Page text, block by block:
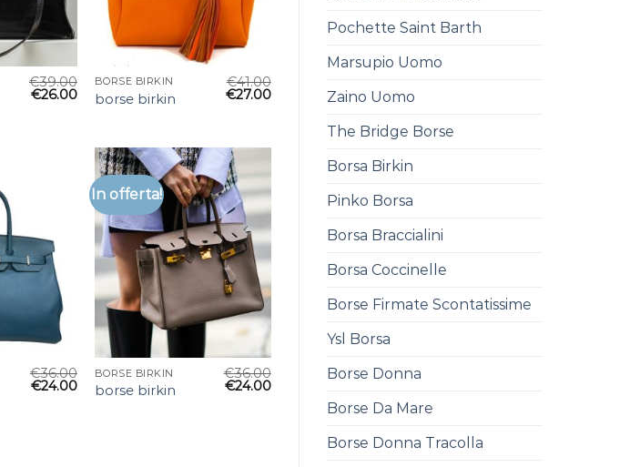
Pochette Saint Barth
Marsupio Uomo
Zaino Uomo
The Bridge Borse
Borsa Birkin
Pinko Borsa
Borsa Braccialini
Borsa Coccinelle
Borse Firmate Scontatissime
Ysl Borsa
Borse Donna
Borse Da Mare
Borse Donna Tracolla
€39.00
€26.00
BORSE BIRKIN
borse birkin
€41.00
€27.00
€36.00
€24.00
In offerta!
BORSE BIRKIN
borse birkin
€36.00
€24.00